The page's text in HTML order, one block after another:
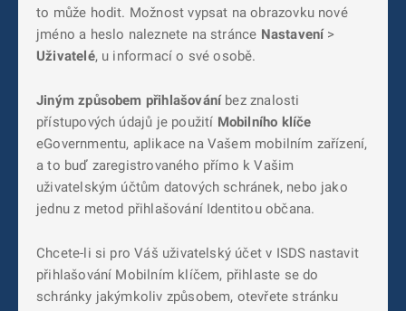
to může hodit. Možnost vypsat na obrazovku nové
jméno a heslo naleznete na stránce Nastavení>
Uživatelé, u informací o své osobě.
Jiným způsobem přihlašováníbez znalosti
přístupových údajů je použití Mobilního klíče
eGovernmentu, aplikace na Vašem mobilním zařízení,
a to buď zaregistrovaného přímo k Vašim
uživatelským účtům datových schránek, nebo jako
jednu z metod přihlašování Identitou občana.
Chcete-li si pro Váš uživatelský účet v ISDS nastavit
přihlašování Mobilním klíčem, přihlaste se do
schránky jakýmkoliv způsobem, otevřete stránku